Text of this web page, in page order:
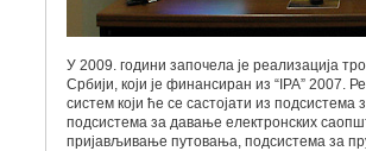
У 2009. години започела је реализација
Србији, који је финансиран из “IPA” 2007.
систем који ће се састојати из
подсистема за давање електронских
пријављивање путовања, подсистема за